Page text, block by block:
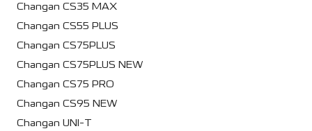
Changan CS35 MAX
Changan CS55 PLUS
Changan CS75PLUS
Changan CS75PLUS NEW
Changan CS75 PRO
Changan CS95 NEW
Changan UNI-T